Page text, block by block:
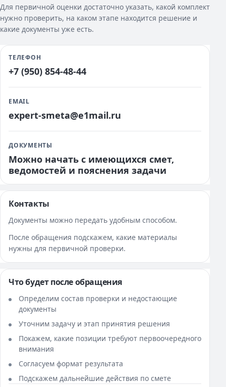
Для первичной оценки достаточно указать, какой комплект
нужно проверить, на каком этапе находится решение и
какие документы уже есть.
ТЕЛЕФОН
+7 (950) 854-48-44
EMAIL
expert-smeta@e1mail.ru
ДОКУМЕНТЫ
Можно начать с имеющихся смет,
ведомостей и пояснения задачи
Контакты
Документы можно передать удобным способом.
После обращения подскажем, какие материалы
нужны для первичной проверки.
Что будет после обращения
Определим состав проверки и недостающие
документы
Уточним задачу и этап принятия решения
Покажем, какие позиции требуют первоочередного
внимания
Согласуем формат результата
Подскажем дальнейшие действия по смете